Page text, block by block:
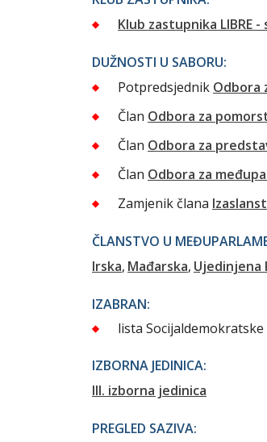
Klub zastupnika LIBRE
DUŽNOSTI U SABORU:
Potpredsjednik Odbora
Član Odbora za
Član Odbora za
Član Odbora za
Zamjenik člana
ČLANSTVO U
Irska Mađarska Ujedinjena
IZABRAN:
lista
IZBORNA JEDINICA:
III. izborna jedinica
PREGLED SAZIVA: